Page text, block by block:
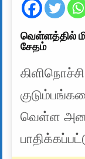
வெள்ளத்தில்
சேதம்
வெள்ள